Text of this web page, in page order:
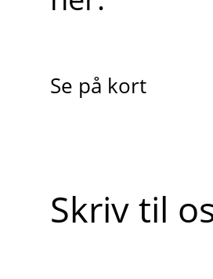
Se på kort
Skriv til